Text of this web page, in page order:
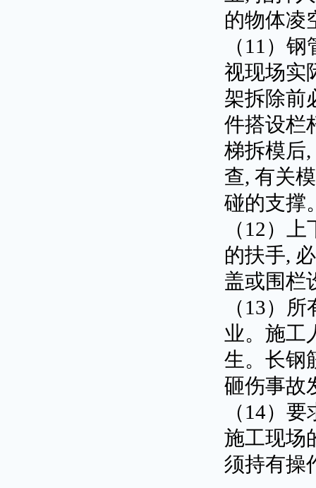
的物体凌
（11）
视现场实
架拆除前
件搭设栏
梯拆模后
查, 有关
碰的支撑
（12）
的扶手,
盖或围栏
（13）
业。施工
生。长钢
砸伤事故
（14）
施工现场
须持有操